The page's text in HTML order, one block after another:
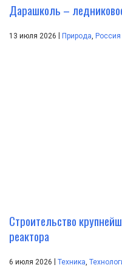
Дарашколь –
13 июля 2026 | Природа Россия
Строительство
реактора
6 июля 2026 | Техника